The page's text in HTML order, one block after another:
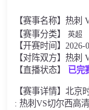
全球联赛
【赛事名称】热刺
【赛事分类】 英超
【开赛时间】2026-
【对阵双方】热刺
【直播状态】
已完
【赛事详情】北京
: 热刺VS切尔西高